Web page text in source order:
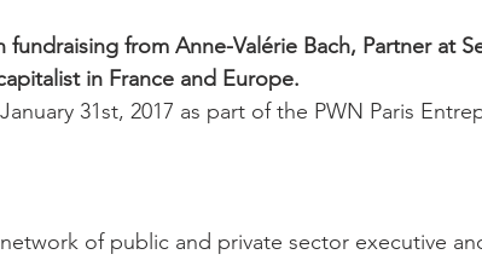
fundraising from Anne-Valérie Bach, Partner at
in France and Europe.
31st, 2017 as part of the PWN Paris
of public and private sector executive